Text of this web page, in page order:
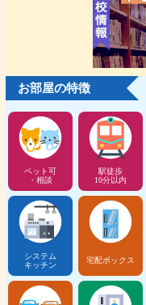
お部屋の特徴
ペット可
・相談
駅徒歩
10分以内
システム
キッチン
宅配ボックス